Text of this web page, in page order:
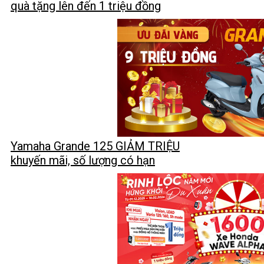
quà tặng lên đến 1 triệu đồng
Yamaha Grande 125 GIẢM TRIỆU
khuyến mãi, số lượng có hạn